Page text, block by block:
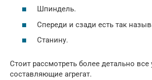
Шпиндель.
Спереди и сзади есть так
Станину.
Стоит рассмотреть более детально все
составляющие агрегат.